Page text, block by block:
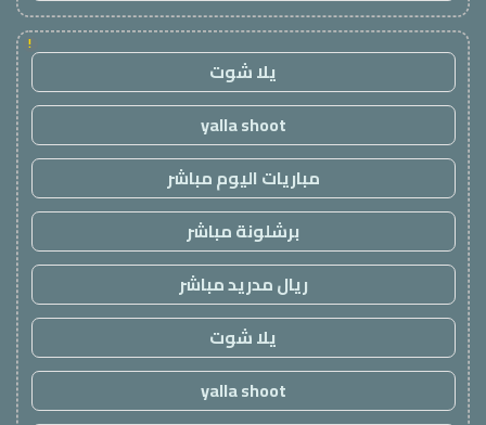
!
يلا شوت
yalla shoot
مباريات اليوم مباشر
برشلونة مباشر
ريال مدريد مباشر
يلا شوت
yalla shoot